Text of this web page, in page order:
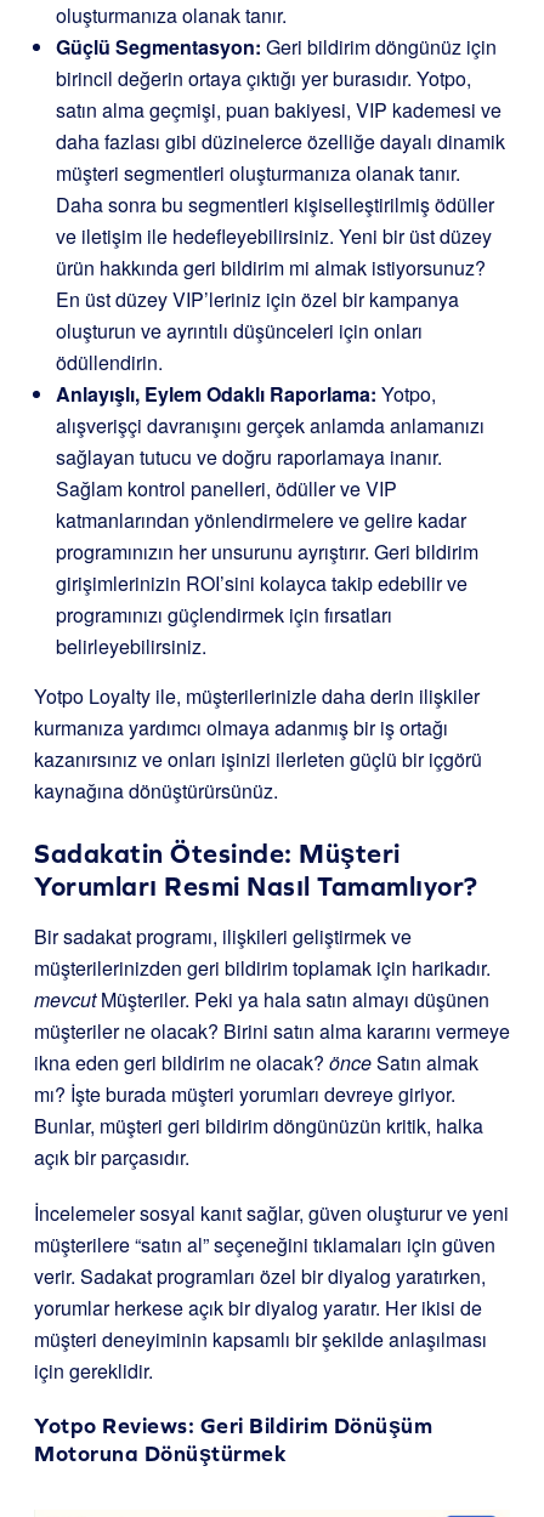
oluşturmanıza olanak tanır.
Güçlü Segmentasyon: Geri bildirim döngünüz için
birincil değerin ortaya çıktığı yer burasıdır. Yotpo,
satın alma geçmişi, puan bakiyesi, VIP kademesi ve
daha fazlası gibi düzinelerce özelliğe dayalı dinamik
müşteri segmentleri oluşturmanıza olanak tanır.
Daha sonra bu segmentleri kişiselleştirilmiş ödüller
ve iletişim ile hedefleyebilirsiniz. Yeni bir üst düzey
ürün hakkında geri bildirim mi almak istiyorsunuz?
En üst düzey VIP’leriniz için özel bir kampanya
oluşturun ve ayrıntılı düşünceleri için onları
ödüllendirin.
Anlayışlı, Eylem Odaklı Raporlama: Yotpo,
alışverişçi davranışını gerçek anlamda anlamanızı
sağlayan tutucu ve doğru raporlamaya inanır.
Sağlam kontrol panelleri, ödüller ve VIP
katmanlarından yönlendirmelere ve gelire kadar
programınızın her unsurunu ayrıştırır. Geri bildirim
girişimlerinizin ROI’sini kolayca takip edebilir ve
programınızı güçlendirmek için fırsatları
belirleyebilirsiniz.
Yotpo Loyalty ile, müşterilerinizle daha derin ilişkiler
kurmanıza yardımcı olmaya adanmış bir iş ortağı
kazanırsınız ve onları işinizi ilerleten güçlü bir içgörü
kaynağına dönüştürürsünüz.
Sadakatin Ötesinde: Müşteri
Yorumları Resmi Nasıl Tamamlıyor?
Bir sadakat programı, ilişkileri geliştirmek ve
müşterilerinizden geri bildirim toplamak için harikadır.
mevcutMüşteriler. Peki ya hala satın almayı düşünen
müşteriler ne olacak? Birini satın alma kararını vermeye
ikna eden geri bildirim ne olacak? önceSatın almak
mı? İşte burada müşteri yorumları devreye giriyor.
Bunlar, müşteri geri bildirim döngünüzün kritik, halka
açık bir parçasıdır.
İncelemeler sosyal kanıt sağlar, güven oluşturur ve yeni
müşterilere “satın al” seçeneğini tıklamaları için güven
verir. Sadakat programları özel bir diyalog yaratırken,
yorumlar herkese açık bir diyalog yaratır. Her ikisi de
müşteri deneyiminin kapsamlı bir şekilde anlaşılması
için gereklidir.
Yotpo Reviews: Geri Bildirim Dönüşüm
Motoruna Dönüştürmek